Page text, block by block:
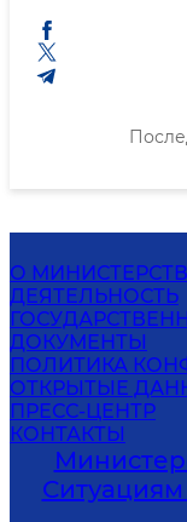
О
ДЕЯТЕЛЬНОСТЬ
ДОКУМЕНТЫ
ПОЛИТИКА
ОТКРЫТЫЕ
ПРЕСС-ЦЕНТР
КОНТАКТЫ